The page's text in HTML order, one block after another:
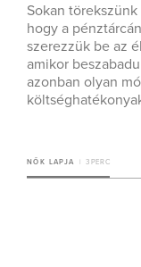
Sokan
hogy a
szerezzük be az
amikor
azonban olyan
NŐK LAPJA 3 PERC